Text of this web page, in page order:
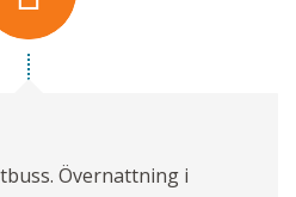
Övernattning i